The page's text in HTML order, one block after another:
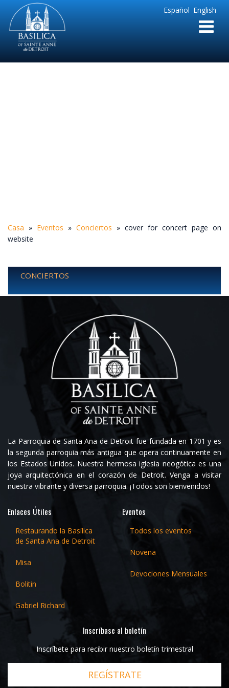
English
Español
Sainte
Anne
Parish
de
Casa » Eventos » Conciertos » cover for concert page on
website
CONCIERTOS
La Parroquia de Santa Ana de Detroit fue fundada en 1701 y es
la segunda parroquia más antigua que opera continuamente en
los Estados Unidos. Nuestra hermosa iglesia neogótica es una
joya arquitectónica en el corazón de Detroit. Venga a visitar
nuestra vibrante y diversa parroquia. ¡Todos son bienvenidos!
Enlaces Útiles
Restaurando la Basílica
de Santa Ana de Detroit
Misa
Bolitin
Gabriel Richard
Eventos
Todos los eventos
Novena
Devociones Mensuales
Inscríbase al boletín
Inscríbete para recibir nuestro boletín trimestral
REGÍSTRATE